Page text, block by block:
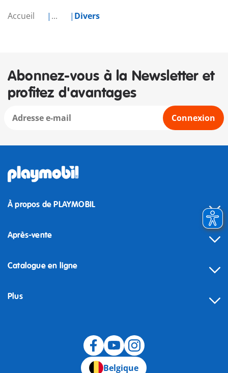
Accueil ... Divers
Abonnez-vous à la Newsletter et
profitez d'avantages
Connexion
À propos de PLAYMOBIL
Après-vente
Catalogue en ligne
Plus
Belgique